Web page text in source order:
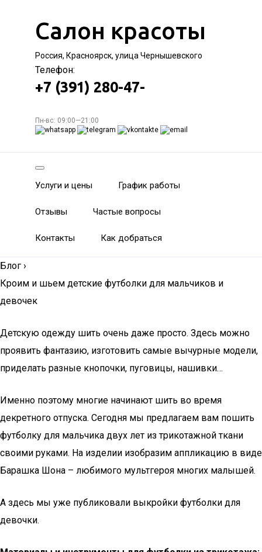
Салон красоты
Россия, Красноярск, улица Чернышевского
Телефон:
+7 (391) 280-47-
Пн-вс: 09:00—21:00
Услуги и цены График работы
Отзывы Частые вопросы
Контакты Как добраться
Блог ›
Кроим и шьем детские футболки для мальчиков и
девочек
Детскую одежду шить очень даже просто. Здесь можно
проявить фантазию, изготовить самые вычурные модели,
приделать разные кнопочки, пуговицы, нашивки…
Именно поэтому многие начинают шить во время
декретного отпуска. Сегодня мы предлагаем вам пошить
футболку для мальчика двух лет из трикотажной ткани
своими руками. На изделии изобразим аппликацию в виде
Барашка Шона – любимого мультгероя многих малышей.
А здесь мы уже публиковали выкройки футболки для
девочки.